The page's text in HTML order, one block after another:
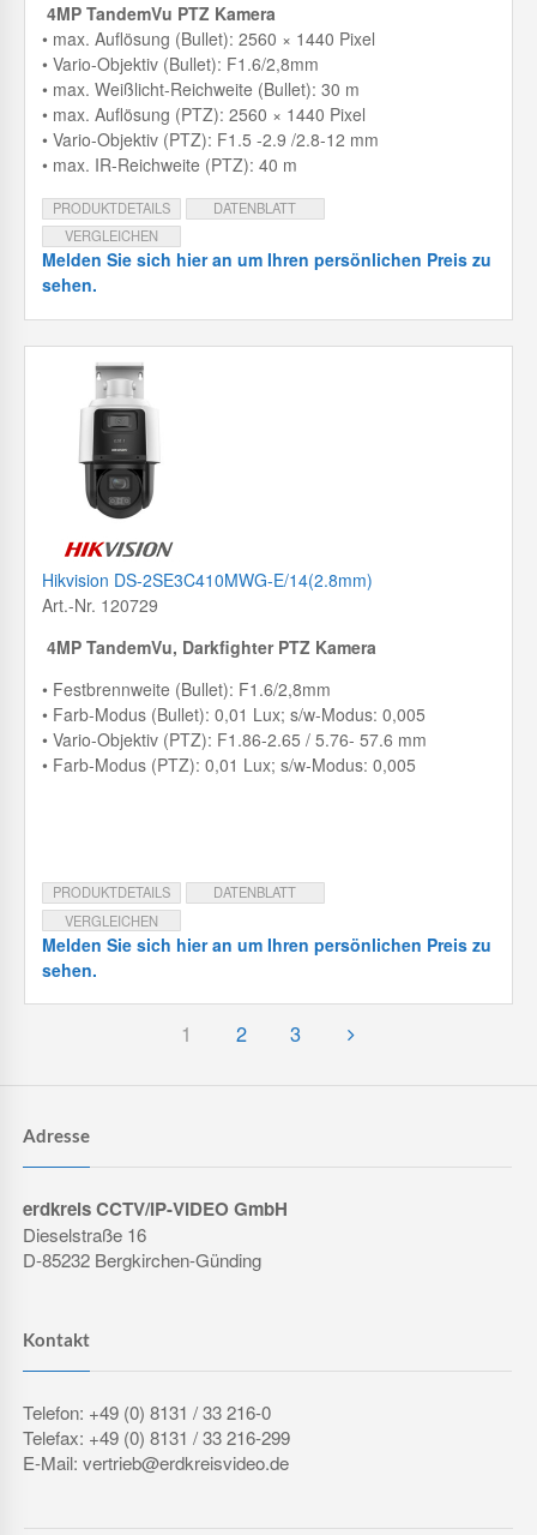
4MP TandemVu PTZ Kamera
• max. Auflösung (Bullet): 2560 × 1440 Pixel
• Vario-Objektiv (Bullet): F1.6/2,8mm
• max. Weißlicht-Reichweite (Bullet): 30 m
• max. Auflösung (PTZ): 2560 × 1440 Pixel
• Vario-Objektiv (PTZ): F1.5 -2.9 /2.8-12 mm
• max. IR-Reichweite (PTZ): 40 m
PRODUKTDETAILS
DATENBLATT
VERGLEICHEN
Melden Sie sich hier an um Ihren persönlichen Preis zu
sehen.
Hikvision DS-2SE3C410MWG-E/14(2.8mm)
Art.-Nr. 120729
4MP TandemVu, DarkfighterPTZ Kamera
• Festbrennweite (Bullet): F1.6/2,8mm
• Farb-Modus (Bullet): 0,01 Lux; s/w-Modus: 0,005
• Vario-Objektiv (PTZ): F1.86-2.65 / 5.76- 57.6 mm
• Farb-Modus (PTZ): 0,01 Lux; s/w-Modus: 0,005
PRODUKTDETAILS
DATENBLATT
VERGLEICHEN
Melden Sie sich hier an um Ihren persönlichen Preis zu
sehen.
1 2 3
Adresse
erdkreis CCTV/IP-VIDEO GmbH
Dieselstraße 16
D-85232 Bergkirchen-Günding
Kontakt
Telefon: +49 (0) 8131 / 33 216-0
Telefax: +49 (0) 8131 / 33 216-299
E-Mail: vertrieb@erdkreisvideo.de